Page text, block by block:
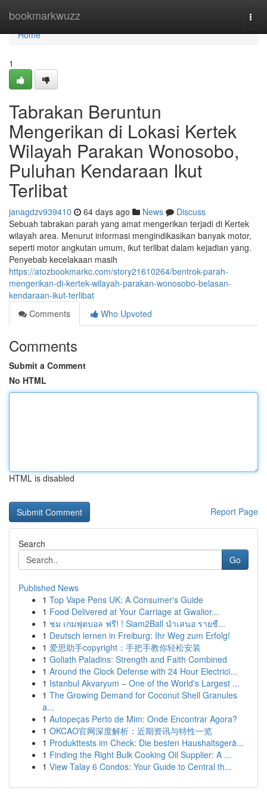
bookmarkwuzz
Home
Home
1
Tabrakan Beruntun
Mengerikan di Lokasi Kertek
Wilayah Parakan Wonosobo,
Puluhan Kendaraan Ikut
Terlibat
janagdzv939410 64 days ago News
Discuss
Sebuah tabrakan parah yang amat mengerikan terjadi di Kertek
wilayah area. Menurut informasi mengindikasikan banyak motor,
seperti motor angkutan umum, ikut terlibat dalam kejadian yang.
Penyebab kecelakaan masih
https://atozbookmarkc.com/story21610264/bentrok-parah-
mengerikan-di-kertek-wilayah-parakan-wonosobo-belasan-
kendaraan-ikut-terlibat
Comments
Who Upvoted
Comments
Submit a Comment
No HTML
HTML is disabled
Report Page
Search
Go
Published News
1 Top Vape Pens UK: A Consumer's Guide
1 Food Delivered at Your Carriage at Gwalior...
1 ชม เกมฟุตบอล ฟรี! ! Siam2Ball นำเสนอ รายชื...
1 Deutsch lernen in Freiburg: Ihr Weg zum Erfolg!
1 爱思助手copyright：手把手教你轻松安装
1 Goliath Paladins: Strength and Faith Combined
1 Around the Clock Defense with 24 Hour Electrici...
1 Istanbul Akvaryum – One of the World's Largest ...
1 The Growing Demand for Coconut Shell Granules
a...
1 Autopeças Perto de Mim: Onde Encontrar Agora?
1 OKCAO官网深度解析：近期资讯与特性一览
1 Produkttests im Check: Die besten Haushaltsgerä...
1 Finding the Right Bulk Cooking Oil Supplier: A ...
1 View Talay 6 Condos: Your Guide to Central th...